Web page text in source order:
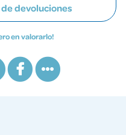
devoluciones
en valorarlo!